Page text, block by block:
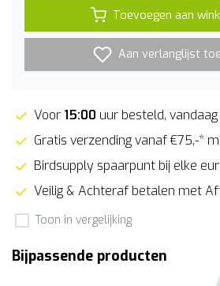
Toevoegen aan
Aan verlanglijst
Voor 15:00 uur besteld,
Gratis verzending vanaf €75,-*
Birdsupply spaarpunt bij elke
Veilig & Achteraf betalen met
Toon in vergelijking
Bijpassende producten